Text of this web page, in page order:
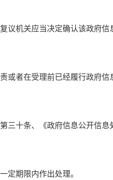
议机关应当决定确认该政府信
或者在受理前已经履行政府信
三十条、《政府信息公开信息
定期限内作出处理。